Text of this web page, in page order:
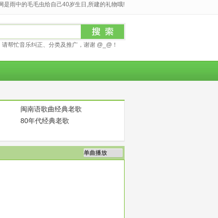
是雨中的毛毛虫给自己40岁生日,所建的礼物哦!
帮忙音乐纠正、分类及推广，谢谢 @_@！
闽南语歌曲经典老歌
80年代经典老歌